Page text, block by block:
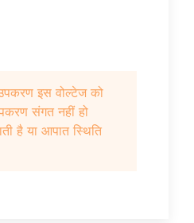
इस वोल्टेज को
संगत नहीं हो
है या आपात स्थिति